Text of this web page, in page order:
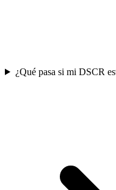
¿Qué pasa si mi DSCR